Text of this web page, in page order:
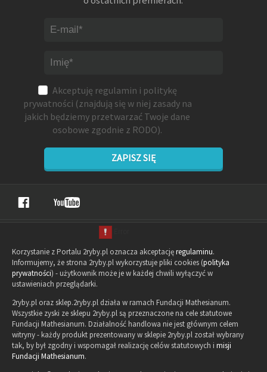
Akceptuję regulamin i politykę
prywatności (znajdują się w niej zasady na
jakich będziemy przetwarzać Twoje dane
osobowe zgodnie z RODO).
ZAPISZ SIĘ
Korzystanie z Portalu 2ryby.pl oznacza akceptacjęregulaminu.
Informujemy, że strona 2ryby.pl wykorzystuje pliki cookies (polityka
prywatności) - użytkownik może je w każdej chwili wyłączyć w
ustawieniach przeglądarki.
2ryby.pl oraz sklep.2ryby.pl działa w ramach Fundacji Mathesianum.
Wszystkie zyski ze sklepu 2ryby.pl są przeznaczone na cele statutowe
Fundacji Mathesianum. Działalność handlowa nie jest głównym celem
witryny - każdy produkt prezentowany w sklepie 2ryby.pl został wybrany
tak, by był zgodny i wspomagał realizację celów statutowych i misji
Fundacji Mathesianum.